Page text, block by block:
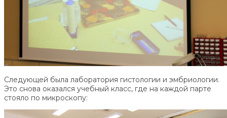
Следующей была лаборатория гистологии и эмбриологии.
Это снова оказался учебный класс, где на каждой парте
стояло по микроскопу: